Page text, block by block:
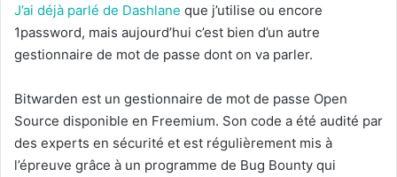
J’ai déjà parlé de Dashlane que j’utilise ou encore
1password, mais aujourd’hui c’est bien d’un autre
gestionnaire de mot de passe dont on va parler.
Bitwarden est un gestionnaire de mot de passe Open
Source disponible en Freemium. Son code a été audité par
des experts en sécurité et est régulièrement mis à
l’épreuve grâce à un programme de Bug Bounty qui